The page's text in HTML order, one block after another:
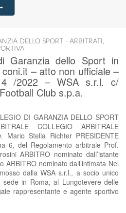
DELLO SPORT - ARBITRATI ,
Garanzia dello Sport in
– atto non ufficiale –
/2022 – WSA s.r.l. c/
Club s.p.a.
DI GARANZIA DELLO SPORT
COLLEGIO ARBITRALE
Mario Stella Richter PRESIDENTE
6, del Regolamento arbitrale Prof.
ARBITRO nominato dall’istante
ARBITRO nominato dall’intimata Nel
dalla WSA s.r.l., a socio unico
in Roma, al Lungotevere delle
rappresentante e agente sportivo